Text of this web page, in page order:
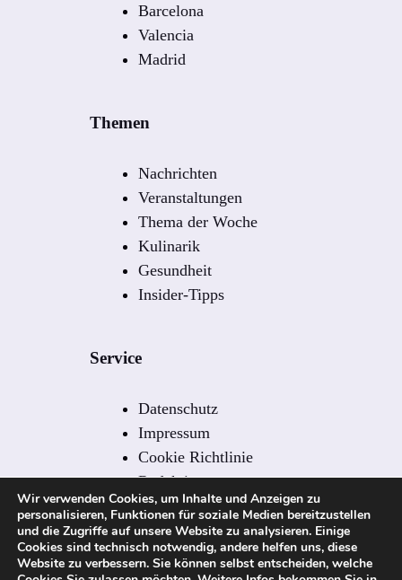
Barcelona
Valencia
Madrid
Themen
Nachrichten
Veranstaltungen
Thema der Woche
Kulinarik
Gesundheit
Insider-Tipps
Service
Datenschutz
Impressum
Cookie Richtlinie
Redaktion
Redaktionelle Leitlinien
Kontakt
Sitemap
Wir verwenden Cookies, um Inhalte und Anzeigen zu
personalisieren, Funktionen für soziale Medien bereitzustellen
und die Zugriffe auf unsere Website zu analysieren. Einige
Cookies sind technisch notwendig, andere helfen uns, diese
Website zu verbessern. Sie können selbst entscheiden, welche